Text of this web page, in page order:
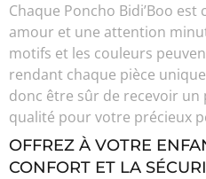
Chaque Poncho Bidi’Boo
amour et une attention
motifs et les couleurs
rendant chaque pièce
donc être sûr de recevoir un
qualité pour votre précieux
OFFREZ À VOTRE
CONFORT ET LA